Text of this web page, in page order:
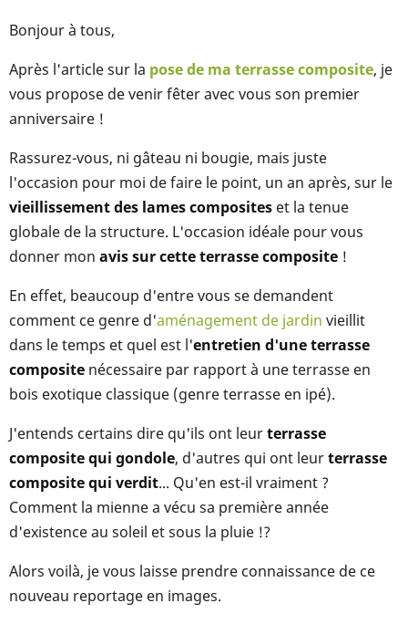
Bonjour à tous,
Après l'article sur la pose de ma terrasse composite, je
vous propose de venir fêter avec vous son premier
anniversaire !
Rassurez-vous, ni gâteau ni bougie, mais juste
l'occasion pour moi de faire le point, un an après, sur le
vieillissement des lames composites et la tenue
globale de la structure. L'occasion idéale pour vous
donner mon avis sur cette terrasse composite !
En effet, beaucoup d'entre vous se demandent
comment ce genre d'aménagement de jardin vieillit
dans le temps et quel est l'entretien d'une terrasse
composite nécessaire par rapport à une terrasse en
bois exotique classique (genre terrasse en ipé).
J'entends certains dire qu'ils ont leurterrasse
composite qui gondole, d'autres qui ont leurterrasse
composite qui verdit... Qu'en est-il vraiment ?
Comment la mienne a vécu sa première année
d'existence au soleil et sous la pluie !?
Alors voilà, je vous laisse prendre connaissance de ce
nouveau reportage en images.